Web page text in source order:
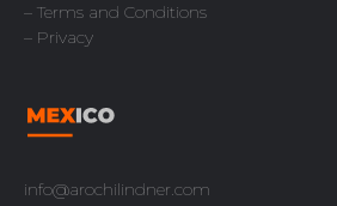
– Terms and Conditions
– Privacy
info@arochilindner.com